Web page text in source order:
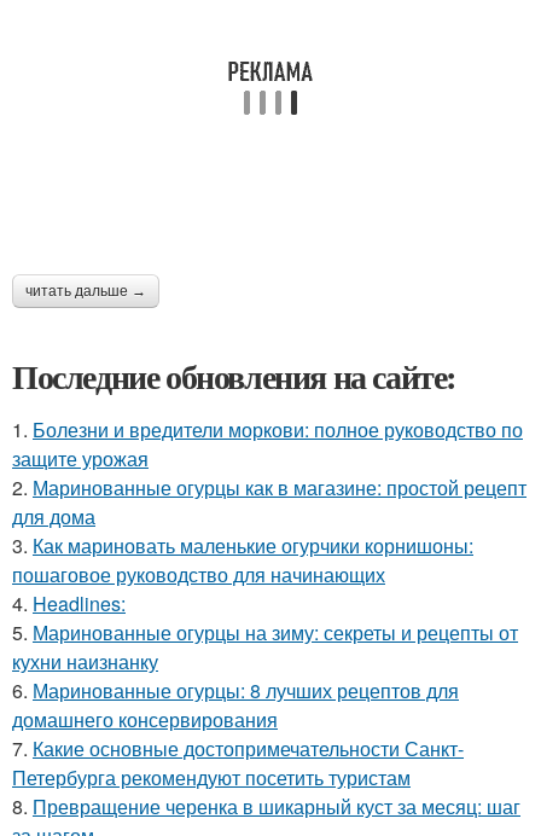
читать дальше →
Последние обновления на сайте:
1. Болезни и вредители моркови: полное руководство по
защите урожая
2. Маринованные огурцы как в магазине: простой рецепт
для дома
3. Как мариновать маленькие огурчики корнишоны:
пошаговое руководство для начинающих
4. Headlines:
5. Маринованные огурцы на зиму: секреты и рецепты от
кухни наизнанку
6. Маринованные огурцы: 8 лучших рецептов для
домашнего консервирования
7. Какие основные достопримечательности Санкт-
Петербурга рекомендуют посетить туристам
8. Превращение черенка в шикарный куст за месяц: шаг